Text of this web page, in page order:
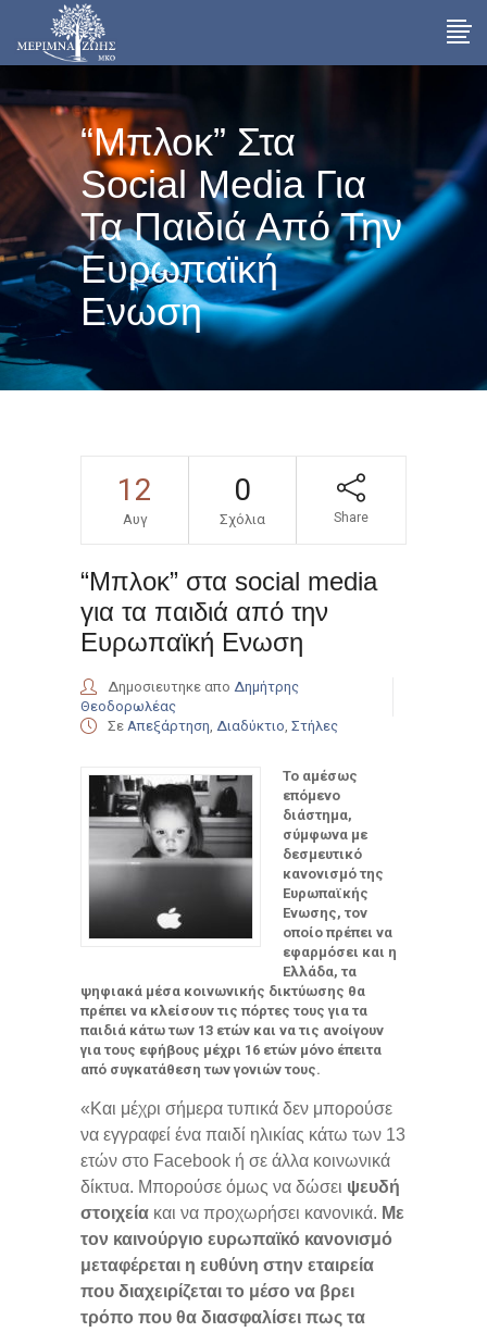
“Mπλοκ” Στα
Social Media Για
Τα Παιδιά Από Την
Ευρωπαϊκή
Ενωση
12
Αυγ
0
Σχόλια Share
“Mπλοκ” στα social media
για τα παιδιά από την
Ευρωπαϊκή Ενωση
Δημοσιευτηκε απο Δημήτρης
Θεοδορωλέας
Σε Απεξάρτηση Διαδύκτιο Στήλες
Το αμέσως
επόμενο
διάστημα,
σύμφωνα με
δεσμευτικό
κανονισμό της
Ευρωπαϊκής
Ενωσης, τον
οποίο πρέπει να
εφαρμόσει και η
Ελλάδα, τα
ψηφιακά μέσα κοινωνικής δικτύωσης θα
πρέπει να κλείσουν τις πόρτες τους για τα
παιδιά κάτω των 13 ετών και να τις ανοίγουν
για τους εφήβους μέχρι 16 ετών μόνο έπειτα
από συγκατάθεση των γονιών τους.
«Και μέχρι σήμερα τυπικά δεν μπορούσε
να εγγραφεί ένα παιδί ηλικίας κάτω των 13
ετών στο Facebook ή σε άλλα κοινωνικά
δίκτυα. Μπορούσε όμως να δώσει ψευδή
στοιχεία και να προχωρήσει κανονικά. Με
τον καινούργιο ευρωπαϊκό κανονισμό
μεταφέρεται η ευθύνη στην εταιρεία
που διαχειρίζεται το μέσο να βρει
τρόπο που θα διασφαλίσει πως τα